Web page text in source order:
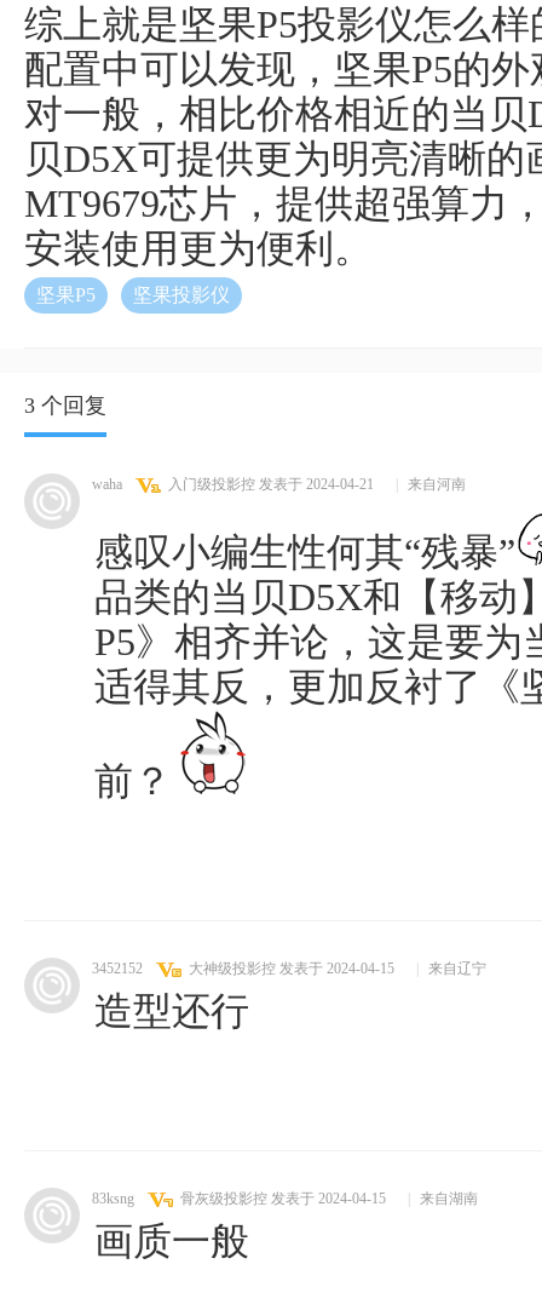
综上就是坚果P5投影仪怎么
配置中可以发现，坚果P5的
对一般，相比价格相近的当
贝D5X可提供更为明亮清晰
MT9679芯片，提供超强算力
安装使用更为便利。
坚果P5 坚果投影仪
3 个回复
waha 入门级投影控 发表于 2024-04-21 来自河南
感叹小编生性何其“残暴”
品类的当贝D5X和【移动
P5》相齐并论，这是要
适得其反，更加反衬了《
前？
3452152 大神级投影控 发表于 2024-04-15 来自辽宁
造型还行
83ksng 骨灰级投影控 发表于 2024-04-15 来自湖南
画质一般